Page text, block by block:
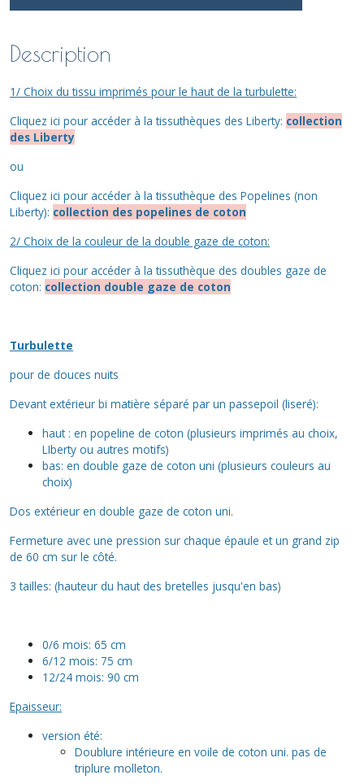
Description
1/ Choix du tissu imprimés pour le haut de la turbulette:
Cliquez ici pour accéder à la tissuthèques des Liberty: collection
des Liberty
ou
Cliquez ici pour accéder à la tissuthèque des Popelines (non
Liberty): collection des popelines de coton
2/ Choix de la couleur de la double gaze de coton:
Cliquez ici pour accéder à la tissuthèque des doubles gaze de
coton: collection double gaze de coton
Turbulette
pour de douces nuits
Devant extérieur bi matière séparé par un passepoil (liseré):
haut : en popeline de coton (plusieurs imprimés au choix,
LIberty ou autres motifs)
bas: en double gaze de coton uni (plusieurs couleurs au
choix)
Dos extérieur en double gaze de coton uni.
Fermeture avec une pression sur chaque épaule et un grand zip
de 60 cm sur le côté.
3 tailles: (hauteur du haut des bretelles jusqu'en bas)
0/6 mois: 65 cm
6/12 mois: 75 cm
12/24 mois: 90 cm
Epaisseur:
version été:
Doublure intérieure en voile de coton uni. pas de
triplure molleton.